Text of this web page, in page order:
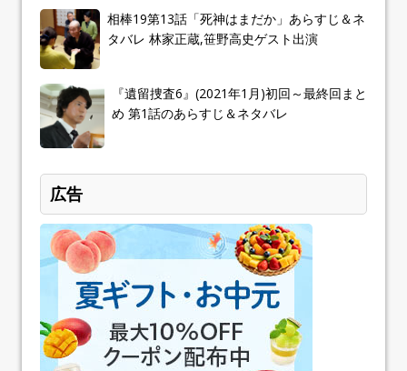
相棒19第13話「死神はまだか」あらすじ＆ネ
タバレ 林家正蔵,笹野高史ゲスト出演
『遺留捜査6』(2021年1月)初回～最終回まと
め 第1話のあらすじ＆ネタバレ
広告